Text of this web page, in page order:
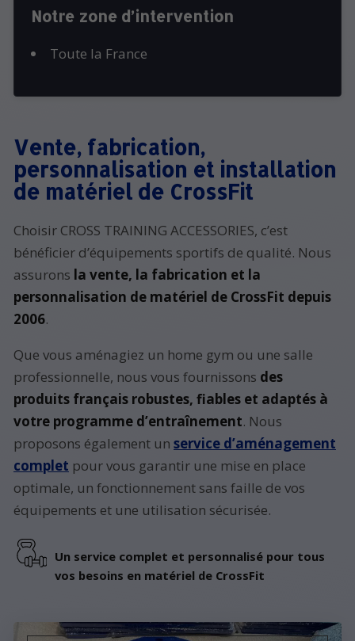
Notre zone d’intervention
Toute la France
Vente, fabrication,
personnalisation et installation
de matériel de CrossFit
Choisir CROSS TRAINING ACCESSORIES, c’est
bénéficier d’équipements sportifs de qualité. Nous
assurons la vente, la fabrication et la
personnalisation de matériel de CrossFit depuis
2006.
Que vous aménagiez un home gym ou une salle
professionnelle, nous vous fournissons des
produits français robustes, fiables et adaptés à
votre programme d’entraînement. Nous
proposons également un service d’aménagement
complet pour vous garantir une mise en place
optimale, un fonctionnement sans faille de vos
équipements et une utilisation sécurisée.
Un service complet et personnalisé pour tous
vos besoins en matériel de CrossFit